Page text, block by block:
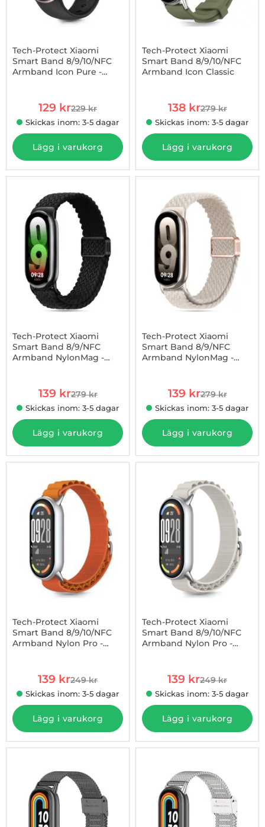
Tech-Protect Xiaomi
Smart Band 8/9/10/NFC
Armband Icon Pure -
rea pris
129 krtidigare pris
229 kr
Skickas inom: 3-5 dagar
Lägg i varukorg
Tech-Protect Xiaomi
Smart Band 8/9/10/NFC
Armband Icon Classic
rea pris
138 krtidigare pris
279 kr
Skickas inom: 3-5 dagar
Lägg i varukorg
-50%
Tech-Protect Xiaomi
Smart Band 8/9/NFC
Armband NylonMag -
rea pris
139 krtidigare pris
279 kr
Skickas inom: 3-5 dagar
Lägg i varukorg
Tech-Protect Xiaomi
Smart Band 8/9/NFC
Armband NylonMag -
rea pris
139 krtidigare pris
279 kr
Skickas inom: 3-5 dagar
Lägg i varukorg
Tech-Protect Xiaomi
Smart Band 8/9/10/NFC
Armband Nylon Pro -
rea pris
139 krtidigare pris
249 kr
Skickas inom: 3-5 dagar
Lägg i varukorg
Tech-Protect Xiaomi
Smart Band 8/9/10/NFC
Armband Nylon Pro -
rea pris
139 krtidigare pris
249 kr
Skickas inom: 3-5 dagar
Lägg i varukorg